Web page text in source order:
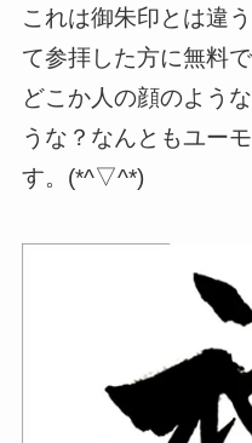
これは御朱印とは違
て参拝した方に無料
どこか人の顔のよう
うな？なんともユー
す。(*^▽^*)